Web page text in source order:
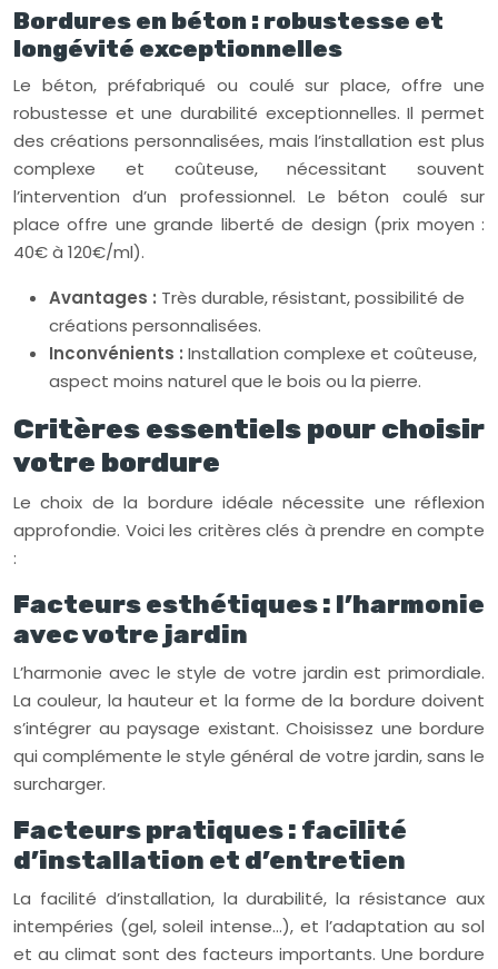
Bordures en béton : robustesse et
longévité exceptionnelles
Le béton, préfabriqué ou coulé sur place, offre une
robustesse et une durabilité exceptionnelles. Il permet
des créations personnalisées, mais l’installation est plus
complexe et coûteuse, nécessitant souvent
l’intervention d’un professionnel. Le béton coulé sur
place offre une grande liberté de design (prix moyen :
40€ à 120€/ml).
Avantages : Très durable, résistant, possibilité de
créations personnalisées.
Inconvénients : Installation complexe et coûteuse,
aspect moins naturel que le bois ou la pierre.
Critères essentiels pour choisir
votre bordure
Le choix de la bordure idéale nécessite une réflexion
approfondie. Voici les critères clés à prendre en compte
:
Facteurs esthétiques : l’harmonie
avec votre jardin
L’harmonie avec le style de votre jardin est primordiale.
La couleur, la hauteur et la forme de la bordure doivent
s’intégrer au paysage existant. Choisissez une bordure
qui complémente le style général de votre jardin, sans le
surcharger.
Facteurs pratiques : facilité
d’installation et d’entretien
La facilité d’installation, la durabilité, la résistance aux
intempéries (gel, soleil intense…), et l’adaptation au sol
et au climat sont des facteurs importants. Une bordure